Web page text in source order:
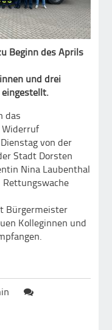
Beginn des Aprils
und drei
das
von der
Stadt Dorsten
Nina Laubenthal
Bürgermeister
Kolleginnen und